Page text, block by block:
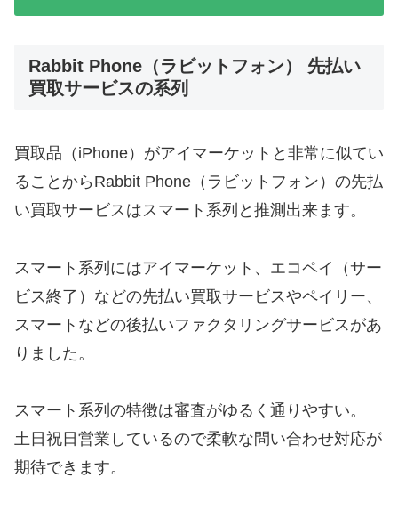
Rabbit Phone（ラビットフォン） 先払い
買取サービスの系列
買取品（iPhone）がアイマーケットと非常に似てい
ることからRabbit Phone（ラビットフォン）の先払
い買取サービスはスマート系列と推測出来ます。
スマート系列にはアイマーケット、エコペイ（サー
ビス終了）などの先払い買取サービスやペイリー、
スマートなどの後払いファクタリングサービスがあ
りました。
スマート系列の特徴は審査がゆるく通りやすい。
土日祝日営業しているので柔軟な問い合わせ対応が
期待できます。